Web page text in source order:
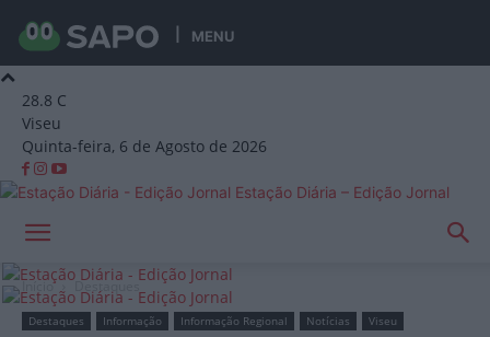
MENU
28.8 C
Viseu
Quinta-feira, 6 de Agosto de 2026
Estação Diária – Edição Jornal
Início Destaques
Destaques Informação Informação Regional Notícias Viseu